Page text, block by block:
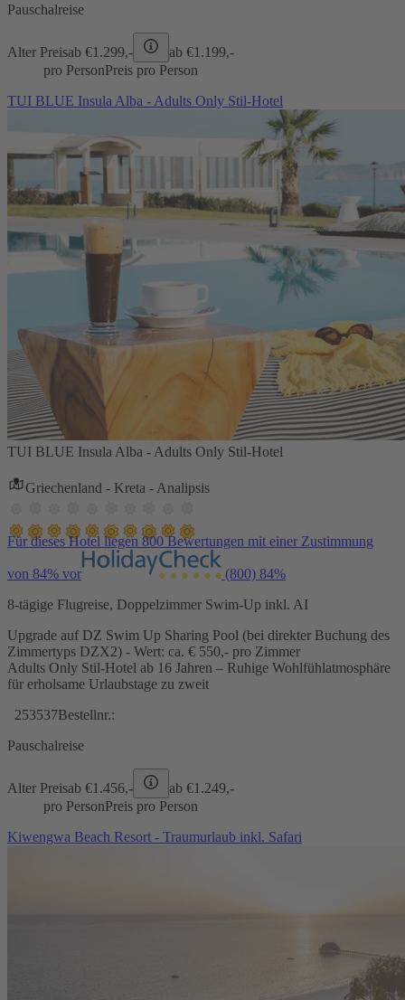
Pauschalreise
Alter Preisab €1.299,- ab €1.199,-
pro PersonPreis pro Person
TUI BLUE Insula Alba - Adults Only Stil-Hotel
TUI BLUE Insula Alba - Adults Only Stil-Hotel
Griechenland - Kreta - Analipsis
Für dieses Hotel liegen 800 Bewertungen mit einer Zustimmung
von 84% vor (800) 84%
8-tägige Flugreise, Doppelzimmer Swim-Up inkl. AI
Upgrade auf DZ Swim Up Sharing Pool (bei direkter Buchung des
Zimmertyps DZX2) - Wert: ca. € 550,- pro Zimmer
Adults Only Stil-Hotel ab 16 Jahren – Ruhige Wohlfühlatmosphäre
für erholsame Urlaubstage zu zweit
253537Bestellnr.:
Pauschalreise
Alter Preisab €1.456,- ab €1.249,-
pro PersonPreis pro Person
Kiwengwa Beach Resort - Traumurlaub inkl. Safari